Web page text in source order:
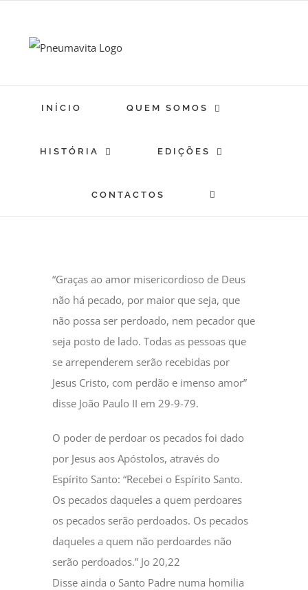
content
INÍCIO QUEM SOMOS
HISTÓRIA EDIÇÕES
CONTACTOS
“Graças ao amor misericordioso de Deus
não há pecado, por maior que seja, que
não possa ser perdoado, nem pecador que
seja posto de lado. Todas as pessoas que
se arrependerem serão recebidas por
Jesus Cristo, com perdão e imenso amor”
disse João Paulo II em 29-9-79.
O poder de perdoar os pecados foi dado
por Jesus aos Apóstolos, através do
Espírito Santo: “Recebei o Espírito Santo.
Os pecados daqueles a quem perdoares
os pecados serão perdoados. Os pecados
daqueles a quem não perdoardes não
serão perdoados.” Jo 20,22
Disse ainda o Santo Padre numa homilia